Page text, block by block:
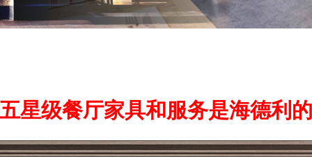
星级餐厅家具和服务是海德利